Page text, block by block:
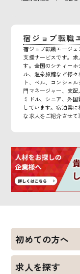
宿ジョブ転職
宿ジョブ転職エージ
支援サービスです。
す。全国のシティー
ル、温泉旅館など様
ト、ベル、コンシェ
門マネージャー、支配
ミドル、シニア、外
しています。宿泊業
な求人をご紹介させて
初めての方へ
求人を探す